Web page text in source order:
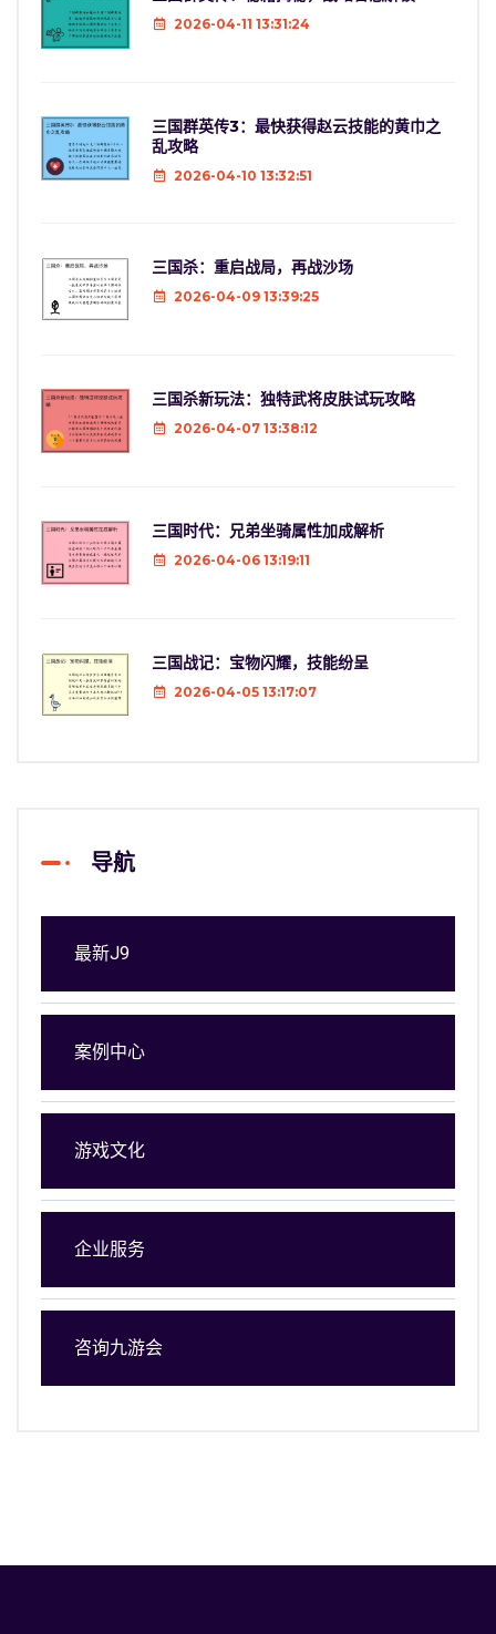
2026-04-11 13:31:24
三国群英传3：最快获得赵云技能的黄巾之
乱攻略
2026-04-10 13:32:51
三国杀：重启战局，再战沙场
2026-04-09 13:39:25
三国杀新玩法：独特武将皮肤试玩攻略
2026-04-07 13:38:12
三国时代：兄弟坐骑属性加成解析
2026-04-06 13:19:11
三国战记：宝物闪耀，技能纷呈
2026-04-05 13:17:07
导航
最新J9
案例中心
游戏文化
企业服务
咨询九游会